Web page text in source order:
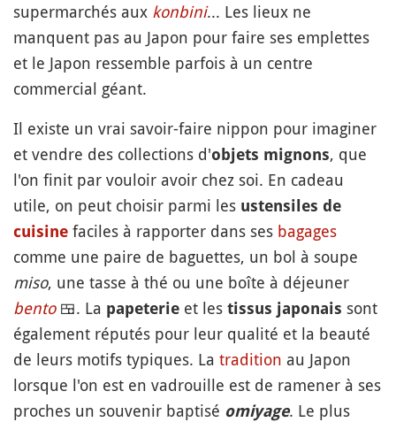
supermarchés aux konbini... Les lieux ne
manquent pas au Japon pour faire ses emplettes
et le Japon ressemble parfois à un centre
commercial géant.
Il existe un vrai savoir-faire nippon pour imaginer
et vendre des collections d'objets mignons, que
l'on finit par vouloir avoir chez soi. En cadeau
utile, on peut choisir parmi les ustensiles de
cuisine faciles à rapporter dans ses bagages
comme une paire de baguettes, un bol à soupe
miso, une tasse à thé ou une boîte à déjeuner
bento 🍱. La papeterie et les tissus japonais sont
également réputés pour leur qualité et la beauté
de leurs motifs typiques. La tradition au Japon
lorsque l'on est en vadrouille est de ramener à ses
proches un souvenir baptisé omiyage. Le plus